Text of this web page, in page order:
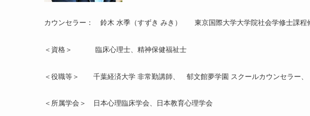
カウンセラー： 鈴木 水季（すずき みき） 東京国際大学大学院社会学修士課程
＜資格＞ 臨床心理士、精神保健福祉士
＜役職等＞ 千葉経済大学 非常勤講師、 郁文館夢学園 スクールカウンセラー
＜所属学会＞ 日本心理臨床学会、日本教育心理学会